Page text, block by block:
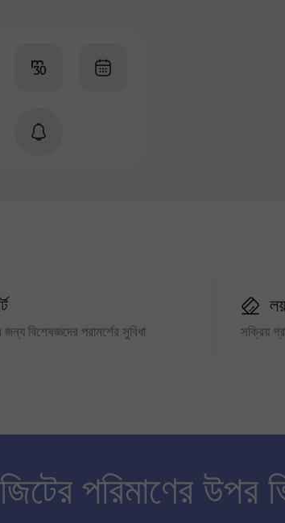
বিশেষজ্ঞদের পরামর্শের সুবিধা সক্রিয়
পরিমাণের উপর